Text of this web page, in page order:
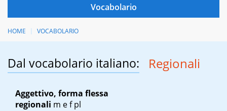
HOME VOCABOLARIO
Dal vocabolario italiano: Regionali
Aggettivo, forma flessa
regionali m e f pl